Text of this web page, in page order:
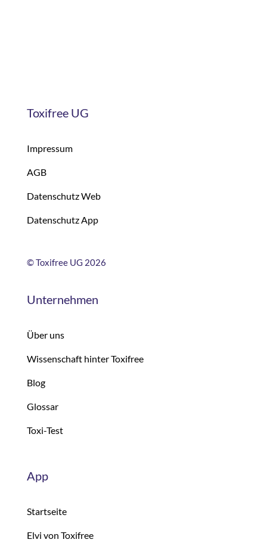
Toxifree UG
Impressum
AGB
Datenschutz Web
Datenschutz App
©Toxifree UG 2026
Unternehmen
Über uns
Wissenschaft hinter Toxifree
Blog
Glossar
Toxi-Test
App
Startseite
Elvi von Toxifree